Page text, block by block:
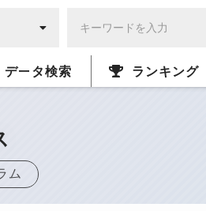
データ検索 ランキング
ム